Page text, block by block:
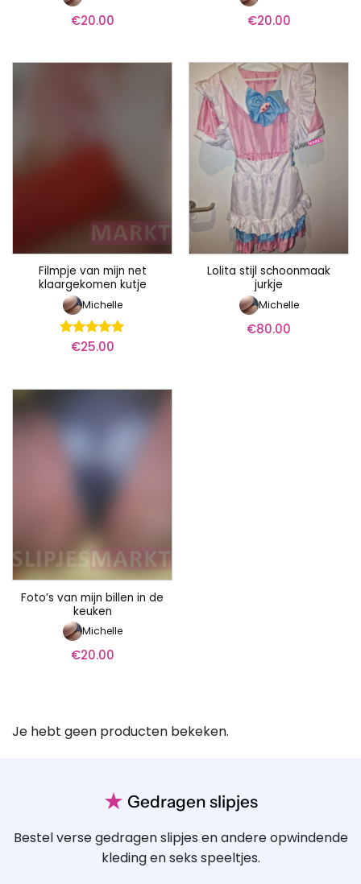
€20.00 €20.00
Filmpje van mijn net
klaargekomen kutje
Michelle
Waardering
€25.00
Lolita stijl schoonmaak
jurkje
Michelle
€80.00
Foto’s van mijn billen in de
keuken
Michelle
€20.00
Je hebt geen producten bekeken.
★ Gedragen slipjes
Bestel verse gedragen slipjes en andere opwindende
kleding en seks speeltjes.